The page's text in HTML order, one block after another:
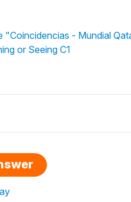
"Coincidencias - Mundial
or Seeing C1